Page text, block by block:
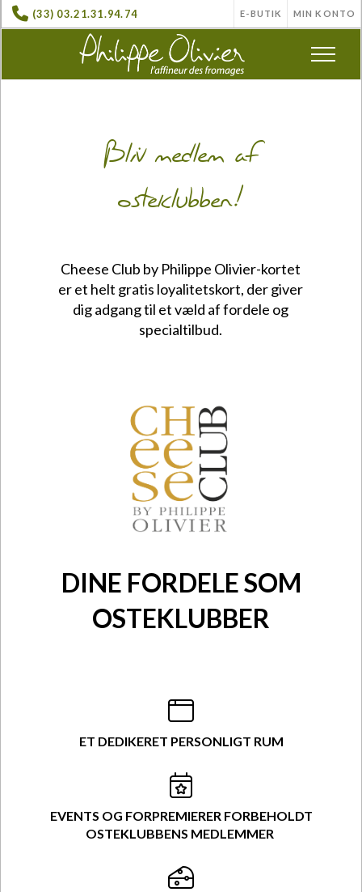
(33) 03.21.31.94.74 E-BUTIK MIN KONTO
Bliv medlem af
osteklubben!
Cheese Club by Philippe Olivier-kortet
er et helt gratis loyalitetskort, der giver
dig adgang til et væld af fordele og
specialtilbud.
DINE FORDELE SOM
OSTEKLUBBER
ET DEDIKERET PERSONLIGT RUM
EVENTS OG FORPREMIERER FORBEHOLDT
OSTEKLUBBENS MEDLEMMER